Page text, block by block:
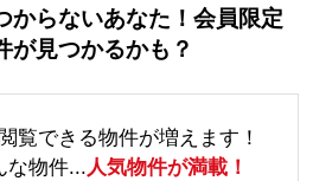
からないあなた！会員限定
が見つかるかも？
覧できる物件が増えます！
な物件...人気物件が満載！